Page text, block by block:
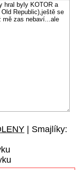
| Smajlíky: